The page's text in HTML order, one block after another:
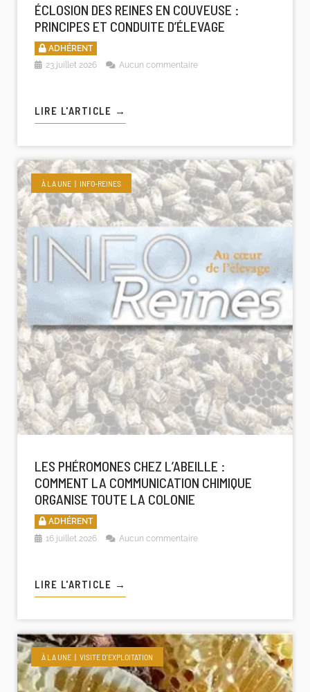
ÉCLOSION DES REINES EN COUVEUSE :
PRINCIPES ET CONDUITE D’ÉLEVAGE
ADHÉRENT
23 juillet 2026
Aucun commentaire
LIRE L'ARTICLE →
À LA UNE INFO-REINES
LES PHÉROMONES CHEZ L’ABEILLE :
COMMENT LA COMMUNICATION CHIMIQUE
ORGANISE TOUTE LA COLONIE
ADHÉRENT
16 juillet 2026
Aucun commentaire
LIRE L'ARTICLE →
À LA UNE VISITE D'EXPLOITATION